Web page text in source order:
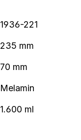
1936-221
235 mm
70 mm
Melamin
1.600 ml